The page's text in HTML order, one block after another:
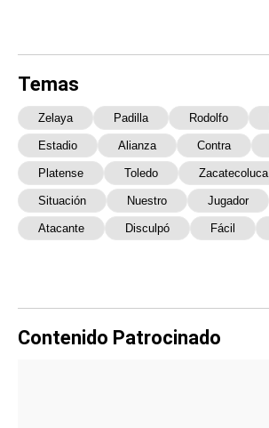
Temas
Zelaya Padilla Rodolfo
Estadio Alianza Contra
Platense Toledo Zacatecoluca
Situación Nuestro Jugador
Atacante Disculpó Fácil
Contenido Patrocinado